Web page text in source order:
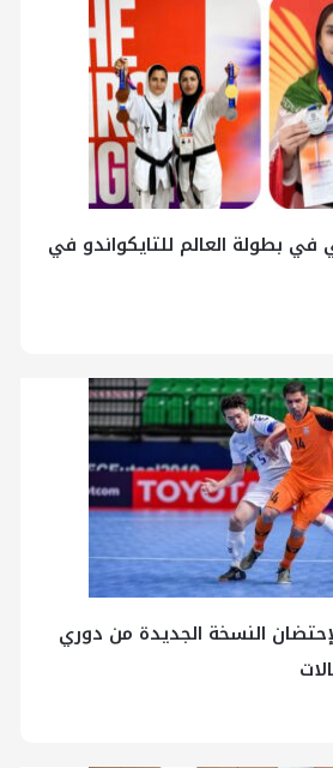
في بطولة العالم للتايكواندو في
النسخة الجديدة من دوري